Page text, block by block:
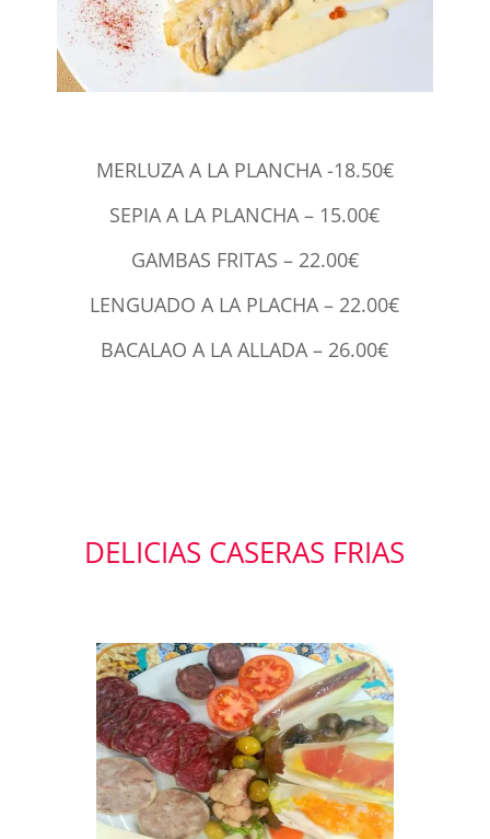
MERLUZA A LA PLANCHA -18.50€
SEPIA A LA PLANCHA – 15.00€
GAMBAS FRITAS – 22.00€
LENGUADO A LA PLACHA – 22.00€
BACALAO A LA ALLADA – 26.00€
DELICIAS CASERAS FRIAS